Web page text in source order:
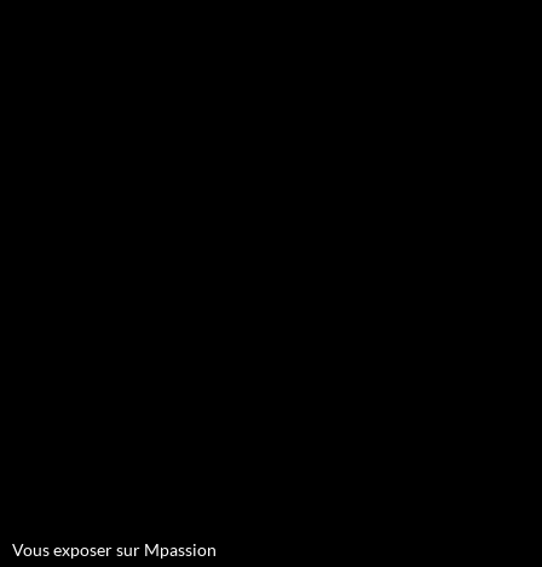
Vous exposer sur Mpassion